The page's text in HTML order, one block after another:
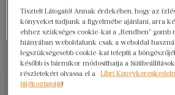
Tisztelt Látogató! Annak érdekében, hogy az
könyveket tudjunk a figyelmébe ajánlani, arra
ehhez szükséges cookie-kat a „Rendben” gomb
hiányában weboldalunk csak a weboldal
legszükségesebb cookie-kat telepíti a
később is bármikor módosíthatja a
részletekért olvassa el a
Libri
tájékoztatóját!